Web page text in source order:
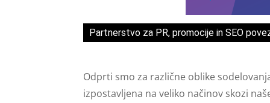
Partnerstvo za PR, promocije in SEO
Odprti smo za različne oblike
izpostavljena na veliko načinov skozi